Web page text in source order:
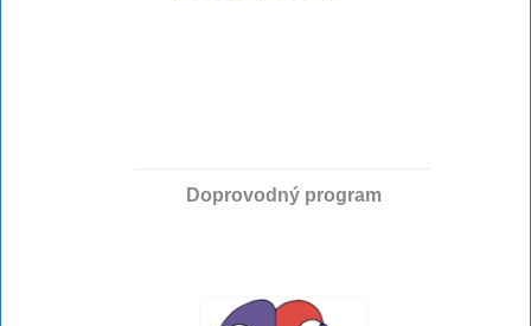
Doprovodný program